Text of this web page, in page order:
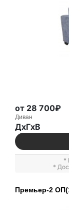
от 28 700₽
Диван
ДxГxВ
*
*
Премьер-2